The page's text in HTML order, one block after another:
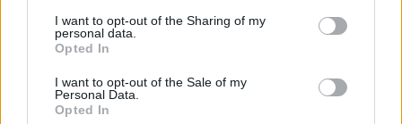
not limited to your visit or usage behaviour. You may click to
grant or deny consent to Google and its third-party tags to
use your data for below specified purposes in below Google
consent section.
I want to opt-out of the Sharing of my
personal data.
Opted In
I want to opt-out of the Sale of my
Personal Data.
Opted In
vármegyei polgármesterek és jegyzők siófoki tanácskozásán.
Sokan költöznének el a megyéből a fővárosba
2025.10.13